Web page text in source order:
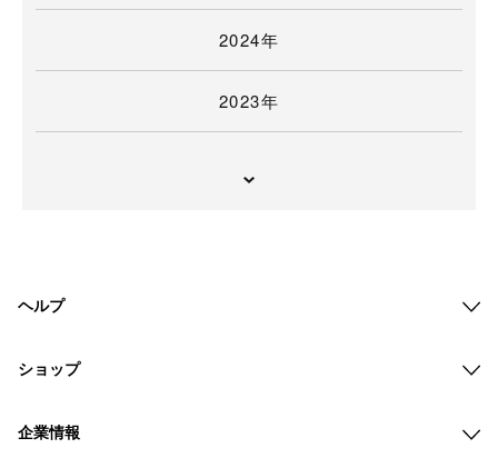
2024年
2023年
ヘルプ
ショップ
企業情報